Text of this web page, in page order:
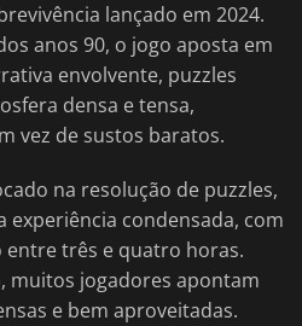
lançado em 2024.
anos 90, o jogo aposta em
envolvente, puzzles
densa e tensa,
vez de sustos baratos.
na resolução de puzzles,
experiência condensada, com
três e quatro horas.
muitos jogadores apontam
e bem aproveitadas.